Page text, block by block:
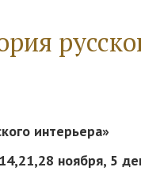
интерьера»
ноября, 5